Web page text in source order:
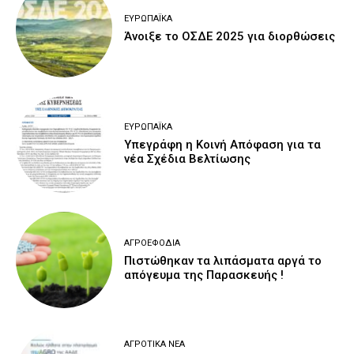
ΕΥΡΩΠΑΪΚΆ
Άνοιξε το ΟΣΔΕ 2025 για διορθώσεις
ΕΥΡΩΠΑΪΚΆ
Υπεγράφη η Κοινή Απόφαση για τα
νέα Σχέδια Βελτίωσης
ΑΓΡΟΕΦΌΔΙΑ
Πιστώθηκαν τα λιπάσματα αργά το
απόγευμα της Παρασκευής !
ΑΓΡΟΤΙΚΆ ΝΈΑ